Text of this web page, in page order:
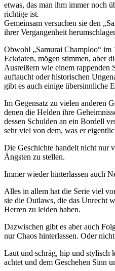
etwas, das man ihm immer noch
richtige ist.
Gemeinsam versuchen sie den
ihrer Vergangenheit
Obwohl „Samurai Champloo“ im
Eckdaten, mögen stimmen, aber
Ausreißern wie einem rappenden
auftaucht oder historischen
gibt es auch einige übersinnliche
Im Gegensatz zu vielen anderen
denen die Helden ihre
dessen Schulden an ein Bordell
sehr viel von dem, was er
Die Geschichte handelt nicht nur
Ängsten zu stellen.
Immer wieder hinterlassen auch
Alles in allem hat die Serie viel
sie die Outlaws, die das Unrecht
Herren zu leiden haben.
Dazwischen gibt es aber auch
nur Chaos hinterlassen. Oder
Laut und schräg, hip und stylisch
achtet und dem Geschehen Sinn